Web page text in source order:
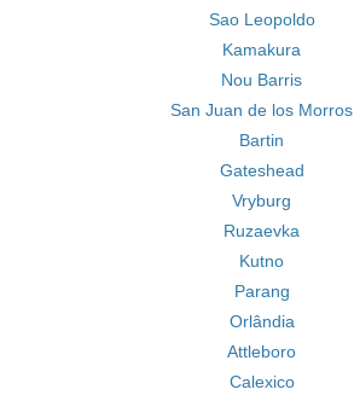
Sao Leopoldo
Kamakura
Nou Barris
San Juan de los Morros
Bartin
Gateshead
Vryburg
Ruzaevka
Kutno
Parang
Orlândia
Attleboro
Calexico